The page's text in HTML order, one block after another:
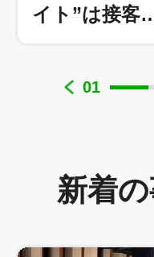
イト”は接客
01
新着